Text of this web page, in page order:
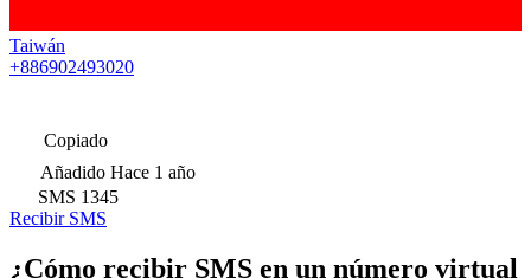
Taiwán
+886902493020
Copiado
Añadido Hace 1 año
SMS 1345
Recibir SMS
¿Cómo recibir SMS en un número virtual